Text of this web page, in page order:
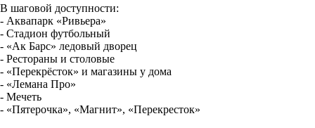
В шаговой доступности:
- Аквапарк «Ривьера»
- Стадион футбольный
- «Ак Барс» ледовый дворец
- Рестораны и столовые
- «Перекрёсток» и магазины у дома
- «Лемана Про»
- Мечеть
- «Пятерочка», «Магнит», «Перекресток»